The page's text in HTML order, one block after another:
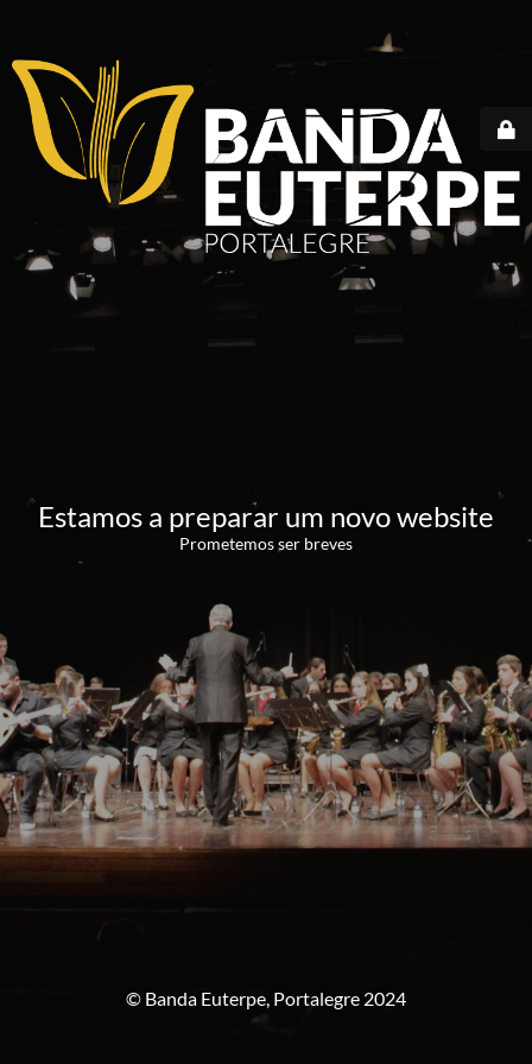
Estamos a preparar um novo website
Prometemos ser breves
© Banda Euterpe, Portalegre 2024